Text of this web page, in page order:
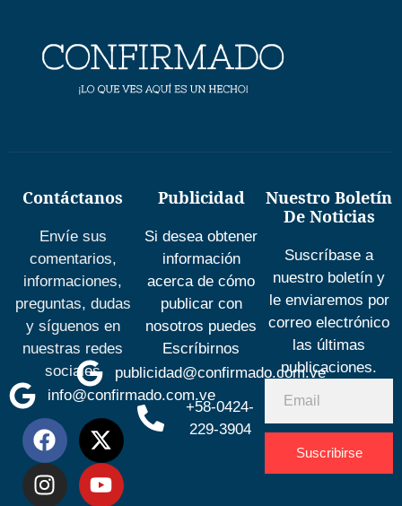
Contáctanos
Envíe sus
comentarios,
informaciones,
preguntas, dudas
y síguenos en
nuestras redes
sociales
info@confirmado.com.ve
Publicidad
Si desea obtener
información
acerca de cómo
publicar con
nosotros puedes
Escríbirnos
publicidad@confirmado.com.ve
+58-0424-
229-3904
Nuestro Boletín
De Noticias
Suscríbase a
nuestro boletín y
le enviaremos por
correo electrónico
las últimas
publicaciones.
Suscribirse